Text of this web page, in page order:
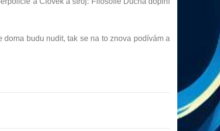
budu nudit, tak se na to znova podívám a